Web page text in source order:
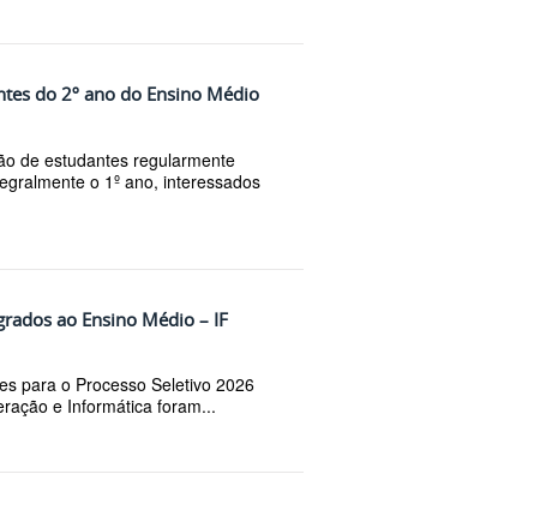
do 2º ano do Ensino Médio
de estudantes regularmente
o 1º ano, interessados
ao Ensino Médio – IF
para o Processo Seletivo 2026
e Informática foram...